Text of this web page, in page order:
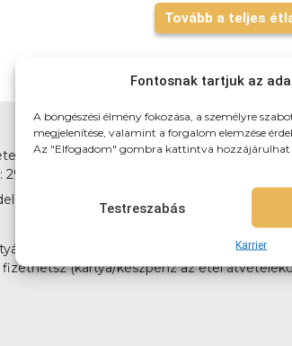
Fontosnak tartjuk az
A böngészési élmény fokozása, a személyre
megjelenítése, valamint a forgalom elemzése
Az "Elfogadom" gombra kattintva hozzájárulhat
Testreszabás
Karrier
Tovább a teljes
házhozszálítunk! 3km-es körzetben:
elvitelre, vagy akár házhozszállítással is!
(kártya/készpénz az étel